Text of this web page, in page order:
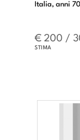
Italia, anni 70
€ 200 /
STIMA